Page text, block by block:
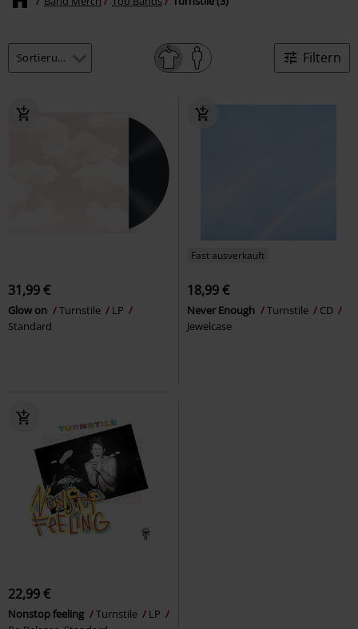
Filtern
31,99 €
Glow on Turnstile
LP
Standard
Fast ausverkauft
18,99 €
Never Enough Turnstile
CD
Jewelcase
22,99 €
Nonstop feeling Turnstile
LP